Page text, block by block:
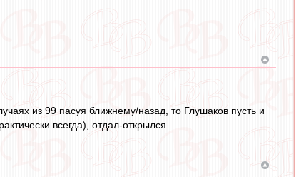
из 99 пасуя ближнему/назад, то Глушаков пусть и
всегда), отдал-открылся..